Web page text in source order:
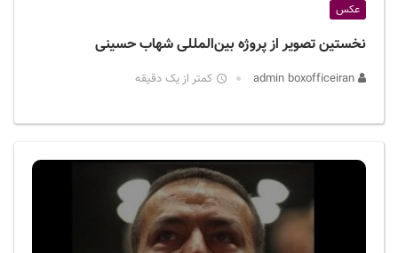
عکس
نخستین تصویر از پروژه بین‌المللی شهاب حسینی
کمتر از یک دقیقه